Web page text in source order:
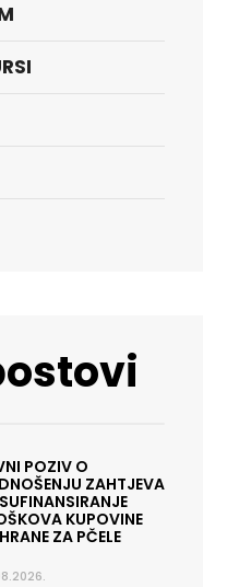
POZIV O
ZAHTJEVA
KUPOVINE
ZA PČELE